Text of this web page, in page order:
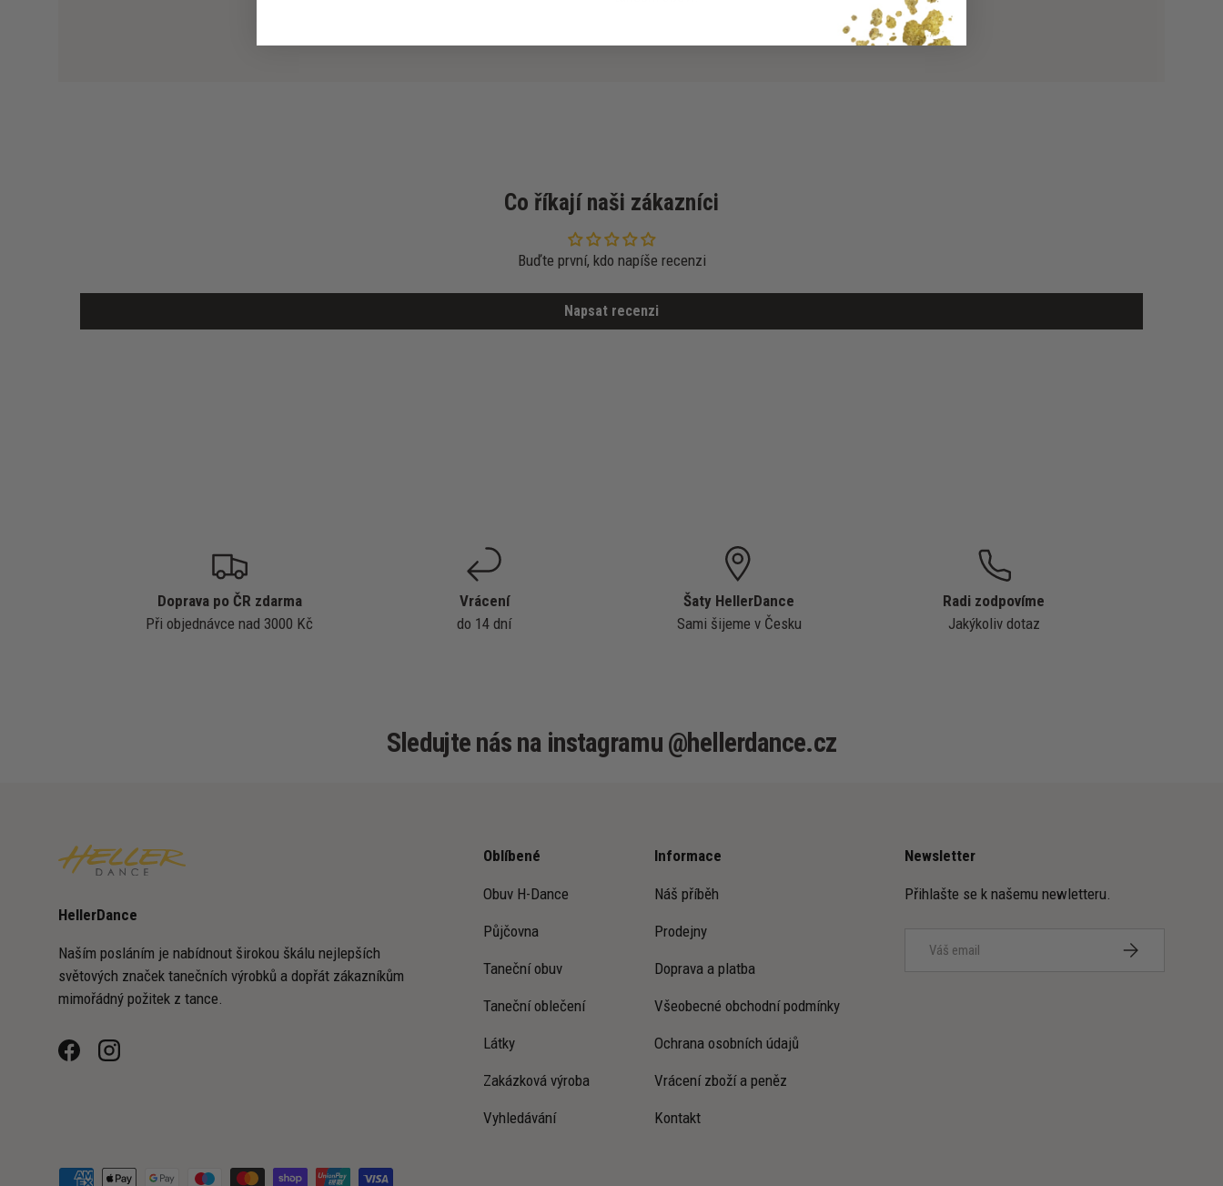
Co říkají naši zákazníci
Buďte první, kdo napíše recenzi
Napsat recenzi
Doprava po ČR zdarma
Při objednávce nad 3000 Kč
Vrácení
do 14 dní
Šaty HellerDance
Sami šijeme v Česku
Radi zodpovíme
Jakýkoliv dotaz
Sledujte nás na instagramu @hellerdance.cz
HellerDance
Naším posláním je nabídnout širokou škálu nejlepších
světových značek tanečních výrobků a dopřát zákazníkům
mimořádný požitek z tance.
FacebookInstagram
Oblíbené
Obuv H-Dance
Půjčovna
Taneční obuv
Taneční oblečení
Látky
Zakázková výroba
Vyhledávání
Informace
Náš příběh
Prodejny
Doprava a platba
Všeobecné obchodní podmínky
Ochrana osobních údajů
Vrácení zboží a peněz
Kontakt
Newsletter
Přihlašte se k našemu newletteru.
PŘIHLÁSIT SE K
Přijímané platební metody